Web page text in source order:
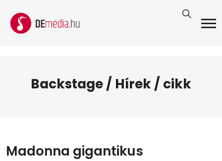
Backstage / Hírek / cikk
Madonna gigantikus